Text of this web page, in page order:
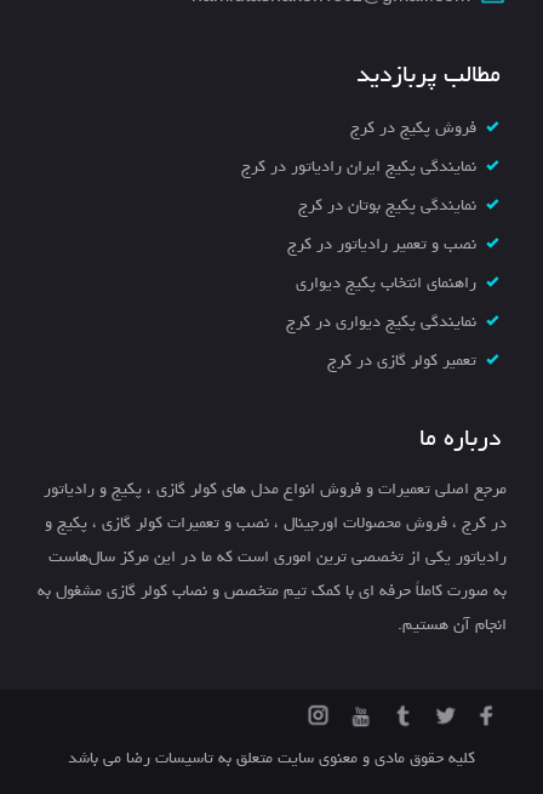
مطالب پربازدید
فروش پکیج در کرج
نمایندگی پکیج ایران رادیاتور در کرج
نمایندگی پکیج بوتان در کرج
نصب و تعمیر رادیاتور در کرج
راهنمای انتخاب پکیج دیواری
نمایندگی پکیج دیواری در کرج
تعمیر کولر گازی در کرج
درباره ما
مرجع اصلی تعمیرات و فروش انواع مدل های کولر گازی ، پکیج و رادیاتور
در کرج ، فروش محصولات اورجینال ، نصب و تعمیرات کولر گازی ، پکیج و
رادیاتور یکی از تخصصی ترین اموری است که ما در این مرکز سال‌هاست
به صورت کاملاً حرفه ای با کمک تیم متخصص و نصاب کولر گازی مشغول به
انجام آن هستیم.
کلیه حقوق مادی و معنوی سایت متعلق به تاسیسات رضا می باشد